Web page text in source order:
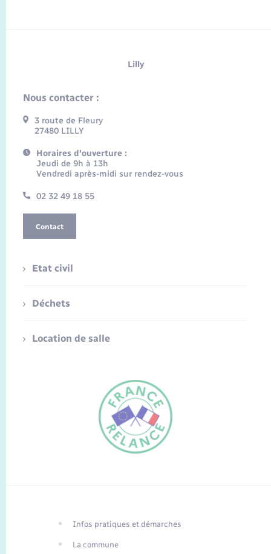
Traduction du
Lilly
Nous contacter :
3 route de Fleury
27480 LILLY
Horaires d'ouverture :
Jeudi de 9h à 13h
Vendredi après-midi sur rendez-vous
02 32 49 18 55
Contact
Etat civil
Déchets
Location de salle
Infos pratiques et démarches
La commune